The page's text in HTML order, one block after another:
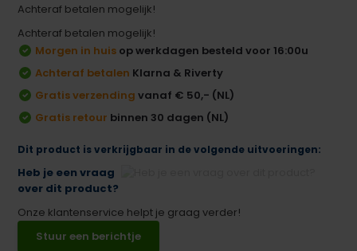
Achteraf betalen mogelijk!
Achteraf betalen mogelijk!
Morgen in huis op werkdagen besteld voor 16:00u
Achteraf betalen Klarna & Riverty
Gratis verzending vanaf € 50,- (NL)
Gratis retour binnen 30 dagen (NL)
Dit product is verkrijgbaar in de volgende uitvoeringen:
Heb je een vraag
over dit product?
Onze klantenservice helpt je graag verder!
Stuur een berichtje